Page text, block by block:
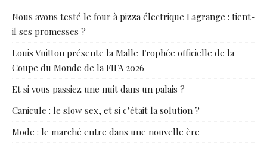
Nous avons testé le four à pizza électrique Lagrange : tient-
il ses promesses ?
Louis Vuitton présente la Malle Trophée officielle de la
Coupe du Monde de la FIFA 2026
Et si vous passiez une nuit dans un palais ?
Canicule : le slow sex, et si c’était la solution ?
Mode : le marché entre dans une nouvelle ère